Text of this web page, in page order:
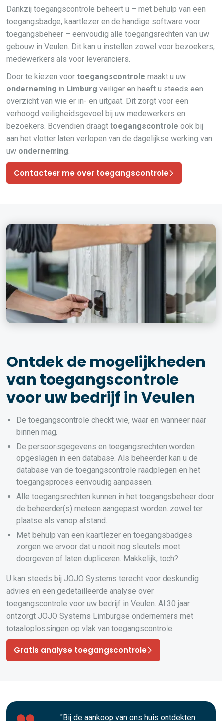
Dankzij toegangscontrole beheert u – met behulp van een
toegangsbadge, kaartlezer en de handige software voor
toegangsbeheer – eenvoudig alle toegangsrechten van uw
gebouw in Veulen. Dit kan u instellen zowel voor bezoekers,
medewerkers als voor leveranciers.
Door te kiezen voortoegangscontrole maakt u uw
onderneming in Limburg veiliger en heeft u steeds een
overzicht van wie er in- en uitgaat. Dit zorgt voor een
verhoogd veiligheidsgevoel bij uw medewerkers en
bezoekers. Bovendien draagttoegangscontrole ook bij
aan het vlotter laten verlopen van de dagelijkse werking van
uw onderneming.
Contacteer me over toegangscontrole
Ontdek de mogelijkheden
van toegangscontrole
voor uw bedrijf in Veulen
De toegangscontrole checkt wie, waar en wanneer naar
binnen mag.
De persoonsgegevens en toegangsrechten worden
opgeslagen in een database. Als beheerder kan u de
database van de toegangscontrole raadplegen en het
toegangsproces eenvoudig aanpassen.
Alle toegangsrechten kunnen in het toegangsbeheer door
de beheerder(s) meteen aangepast worden, zowel ter
plaatse als vanop afstand.
Met behulp van een kaartlezer en toegangsbadges
zorgen we ervoor dat u nooit nog sleutels moet
doorgeven of laten dupliceren. Makkelijk, toch?
U kan steeds bij JOJO Systems terecht voor deskundig
advies en een gedetailleerde analyse over
toegangscontrole voor uw bedrijf in Veulen. Al 30 jaar
ontzorgt JOJO Systems Limburgse ondernemers met
totaaloplossingen op vlak van toegangscontrole.
Gratis analyse toegangscontrole
"Bij de aankoop van ons huis ontdekten